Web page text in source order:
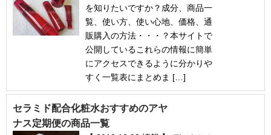
を知りたいですか？成分、商品一
覧、使い方、使い心地、価格、通
販購入の方法・・・？本サイトで
公開しているこれらの情報に簡単
にアクセスできるように分かりや
すく一覧表にまとめま […]
セラミド配合化粧水おすすめのアヤ
ナス定期便の商品一覧